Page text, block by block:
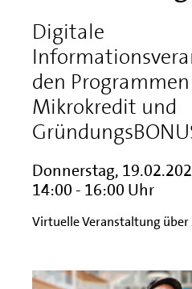
Digitale
den
Mikrokredit und
Donnerstag,
14:00 - 16:00 Uhr
Virtuelle Veranstaltung über